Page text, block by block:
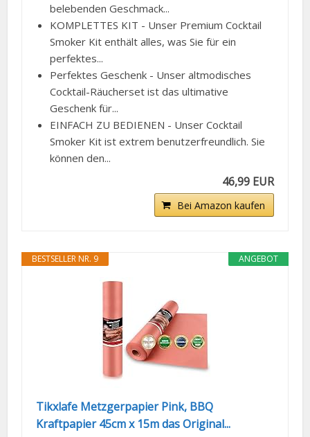
belebenden Geschmack...
KOMPLETTES KIT - Unser Premium Cocktail
Smoker Kit enthält alles, was Sie für ein
perfektes...
Perfektes Geschenk - Unser altmodisches
Cocktail-Räucherset ist das ultimative
Geschenk für...
EINFACH ZU BEDIENEN - Unser Cocktail
Smoker Kit ist extrem benutzerfreundlich. Sie
können den...
46,99 EUR
Bei Amazon kaufen
ANGEBOT
BESTSELLER NR. 9
Tikxlafe Metzgerpapier Pink, BBQ
Kraftpapier 45cm x 15m das Original...